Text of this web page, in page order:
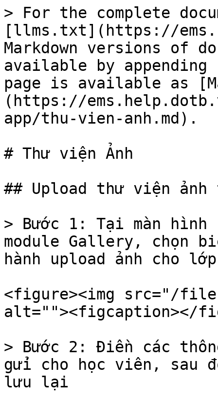
> For the complete
[llms.txt](https://
Markdown versions of
available by
page is available as
(https://
app/thu-vien-anh.md).
# Thư viện Ảnh
## Upload thư viện ảnh
> Bước 1: Tại màn
module Gallery, chọn
hành upload ảnh cho
<figure><img src="/files/
alt=""><figcaption></
> Bước 2: Điền các
gửi cho học viên, sau
lưu lại